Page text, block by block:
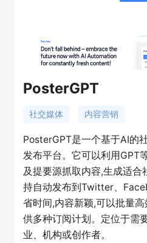
PosterGPT
社交媒体 内容营销
PosterGPT是一个基于AI的
发布平台。它可以利用GPT
及提要源抓取内容,生成适合
持自动发布到Twitter、
省时间,内容新颖,可以批量
供多种订阅计划。定位于需
业、机构或创作者。